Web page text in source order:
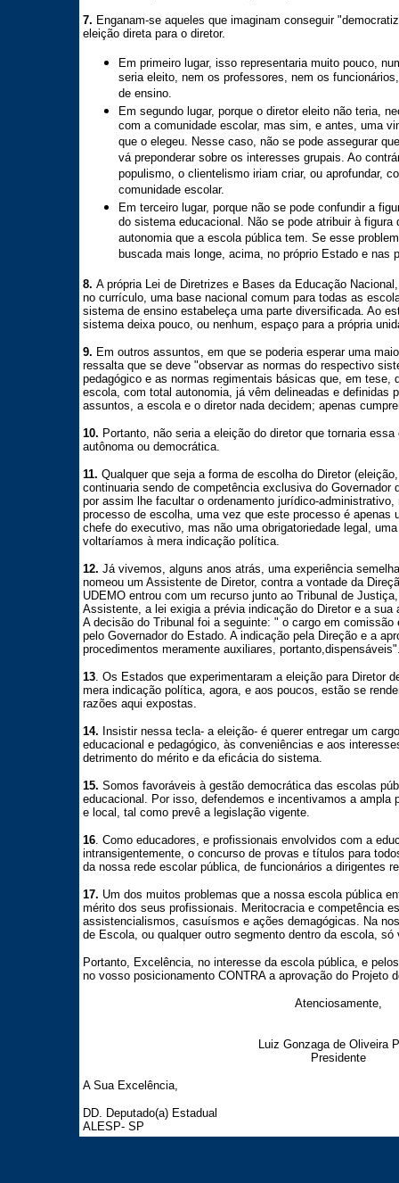
7. Enganam-se aqueles que imaginam conseguir
eleição direta para o diretor.
Em primeiro lugar, isso representaria muito pouco,
seria eleito, nem os professores, nem os
de ensino.
Em segundo lugar, porque o diretor eleito não teria,
com a comunidade escolar, mas sim, e antes, uma
que o elegeu. Nesse caso, não se pode assegurar
vá preponderar sobre os interesses grupais. Ao
populismo, o clientelismo iriam criar, ou aprofundar,
comunidade escolar.
Em terceiro lugar, porque não se pode confundir a
do sistema educacional. Não se pode atribuir à figura
autonomia que a escola pública tem. Se esse
buscada mais longe, acima, no próprio Estado e nas
8. A própria Lei de Diretrizes e Bases da Educação
no currículo, uma base nacional comum para todas as
sistema de ensino estabeleça uma parte diversificada. Ao
sistema deixa pouco, ou nenhum, espaço para a própria
9. Em outros assuntos, em que se poderia esperar uma
ressalta que se deve "observar as normas do respectivo
pedagógico e as normas regimentais básicas que, em tese,
escola, com total autonomia, já vêm delineadas e definidas
assuntos, a escola e o diretor nada decidem; apenas
10. Portanto, não seria a eleição do diretor que tornaria
autônoma ou democrática.
11. Qualquer que seja a forma de escolha do Diretor
continuaria sendo de competência exclusiva do
por assim lhe facultar o ordenamento jurídico-administrativo,
processo de escolha, uma vez que este processo é apenas
chefe do executivo, mas não uma obrigatoriedade legal,
voltaríamos à mera indicação política.
12. Já vivemos, alguns anos atrás, uma experiência
nomeou um Assistente de Diretor, contra a vontade da
UDEMO entrou com um recurso junto ao Tribunal de
Assistente, a lei exigia a prévia indicação do Diretor e a sua
A decisão do Tribunal foi a seguinte: " o cargo em comissão
pelo Governador do Estado. A indicação pela Direção e a
procedimentos meramente auxiliares,
13. Os Estados que experimentaram a eleição para Diretor
mera indicação política, agora, e aos poucos, estão se
razões aqui expostas.
14. Insistir nessa tecla- a eleição- é querer entregar um
educacional e pedagógico, às conveniências e aos
detrimento do mérito e da eficácia do sistema.
15. Somos favoráveis à gestão democrática das escolas
educacional. Por isso, defendemos e incentivamos a ampla
e local, tal como prevê a legislação vigente.
16. Como educadores, e profissionais envolvidos com a
intransigentemente, o concurso de provas e títulos para
da nossa rede escolar pública, de funcionários a dirigentes
17. Um dos muitos problemas que a nossa escola pública
mérito dos seus profissionais. Meritocracia e competência
assistencialismos, casuísmos e ações demagógicas. Na
de Escola, ou qualquer outro segmento dentro da escola, só
Portanto, Excelência, no interesse da escola pública, e
no vosso posicionamento CONTRA a aprovação do Projeto
Atenciosamente,
Luiz Gonzaga de Oliveira
Presidente
A Sua Excelência,
DD. Deputado(a) Estadual
ALESP- SP